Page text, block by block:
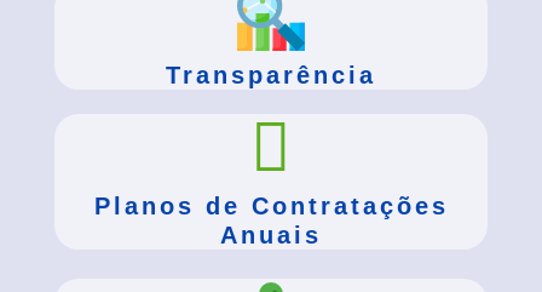
Transparência
Planos de Contratações
Anuais